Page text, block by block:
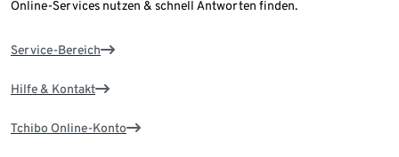
Online-Services nutzen & schnell Antworten finden.
Service-Bereich
Hilfe & Kontakt
Tchibo Online-Konto